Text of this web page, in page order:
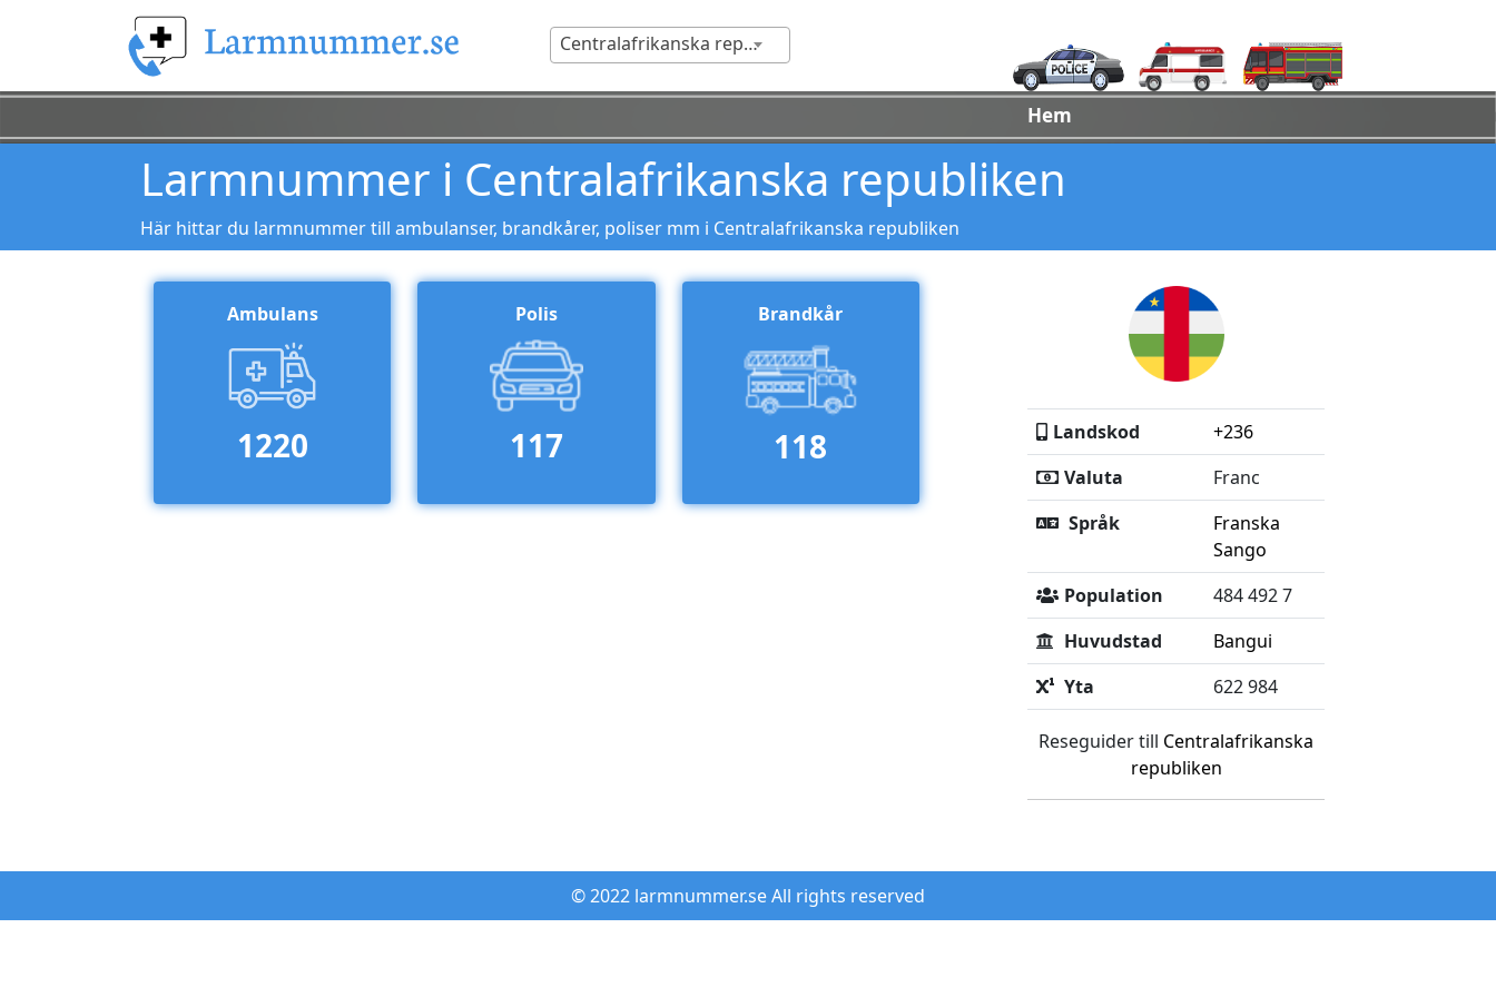
Centralafrikanska republiken
Hem
Larmnummer i Centralafrikanska republiken
Här hittar du larmnummer till ambulanser, brandkårer, poliser mm i Centralafrikanska republiken
Ambulans
1220
Polis
117
Brandkår
118 Landskod
+236
Valuta
Franc
Språk
Franska
Sango
Population
484 492 7
Huvudstad
Bangui
Yta
622 984
Reseguider till Centralafrikanska
republiken
© 2022 larmnummer.se All rights reserved